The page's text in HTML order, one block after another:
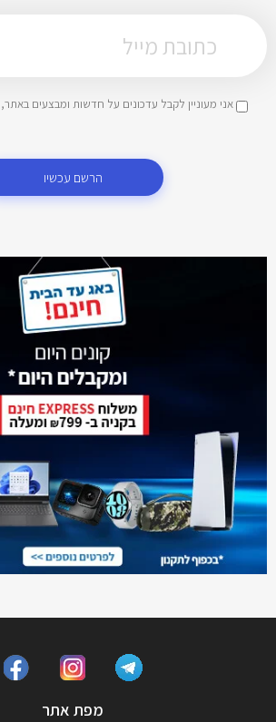
אני מעוניין לקבל עדכונים על חדשות ומבצעים
הרשם עכשיו
מפת אתר